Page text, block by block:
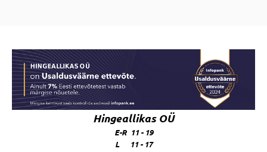
Hingeallikas OÜ
E-R 11 - 19
L 11 - 17